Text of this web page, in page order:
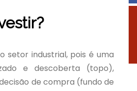
setor industrial, pois é uma
e descoberta (topo),
de compra (fundo de